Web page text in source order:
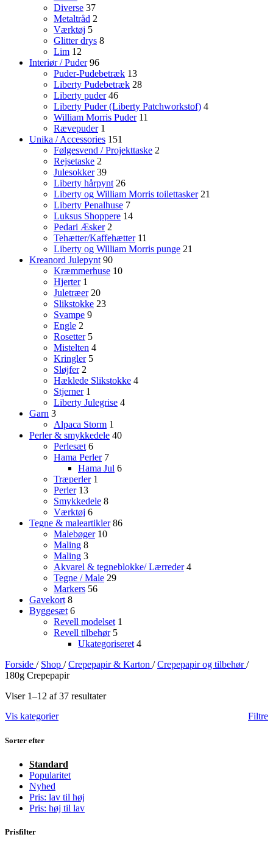
Diverse 37
Metaltråd 2
Værktøj 5
Glitter drys 8
Lim 12
Interiør / Puder 96
Puder-Pudebetræk 13
Liberty Pudebetræk 28
Liberty puder 46
Liberty Puder (Liberty Patchworkstof) 4
William Morris Puder 11
Rævepuder 1
Unika / Accessories 151
Følgesvend / Projekttaske 2
Rejsetaske 2
Julesokker 39
Liberty hårpynt 26
Liberty og William Morris toilettasker 21
Liberty Penalhuse 7
Luksus Shoppere 14
Pedari Æsker 2
Tehætter/Kaffehætter 11
Liberty og William Morris punge 21
Kreanord Julepynt 90
Kræmmerhuse 10
Hjerter 1
Juletræer 20
Slikstokke 23
Svampe 9
Engle 2
Rosetter 5
Mistelten 4
Kringler 5
Sløjfer 2
Hæklede Slikstokke 4
Stjerner 1
Liberty Julegrise 4
Garn 3
Alpaca Storm 1
Perler & smykkedele 40
Perlesæt 6
Hama Perler 7
Hama Jul 6
Træperler 1
Perler 13
Smykkedele 8
Værktøj 6
Tegne & maleartikler 86
Malebøger 10
Maling 8
Maling 3
Akvarel & tegneblokke/ Lærreder 4
Tegne / Male 29
Markers 56
Gavekort 8
Byggesæt 6
Revell modelset 1
Revell tilbehør 5
Ukategoriseret 4
Forside / Shop / Crepepapir & Karton / Crepepapir og tilbehør/
180g Crepepapir
Viser 1–12 af 37 resultater
Vis kategorier
Filtre
Sorter efter
Standard
Popularitet
Nyhed
Pris: lav til høj
Pris: høj til lav
Prisfilter